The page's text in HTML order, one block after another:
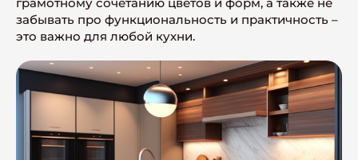
забывать про функциональность и практичность –
это важно для любой кухни.